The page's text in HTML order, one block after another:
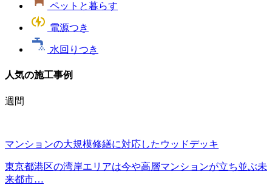
ペットと暮らす
電源つき
水回りつき
人気の施工事例
週間
マンションの大規模修繕に対応したウッドデッキ
東京都港区の湾岸エリアは今や高層マンションが立ち並ぶ未
来都市…